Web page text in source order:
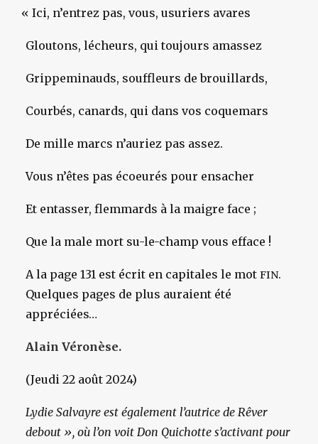
« Ici, n’entrez pas, vous, usuriers avares
Gloutons, lécheurs, qui toujours amassez
Grippeminauds, souffleurs de brouillards,
Courbés, canards, qui dans vos coquemars
De mille marcs n’auriez pas assez.
Vous n’êtes pas écoeurés pour ensacher
Et entasser, flemmards à la maigre face ;
Que la male mort su-le-champ vous efface !
A la page 131 est écrit en capitales le mot FIN.
Quelques pages de plus auraient été
appréciées…
Alain Véronèse.
(Jeudi 22 août 2024)
Lydie Salvayre est également l’autrice de Rêver
debout », où l’on voit Don Quichotte s’activant pour